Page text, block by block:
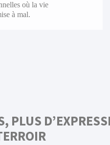
où la vie
à mal.
PLUS